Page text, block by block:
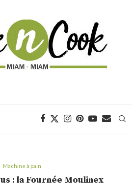
Machine à pain
: la Fournée Moulinex